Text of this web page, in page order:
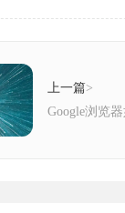
上一篇>
Google浏览